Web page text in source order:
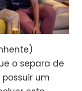
o separa de
um